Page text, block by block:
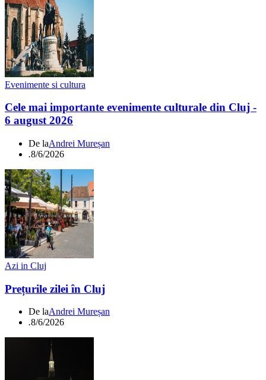
Evenimente si cultura
Cele mai importante evenimente culturale din Cluj -
6 august 2026
De laAndrei Mureșan
.8/6/2026
Azi in Cluj
Prețurile zilei în Cluj
De laAndrei Mureșan
.8/6/2026